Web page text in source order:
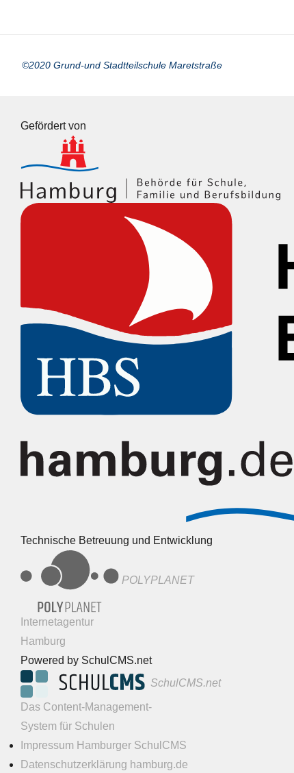
©2020 Grund-und Stadtteilschule Maretstraße
Gefördert von
Technische Betreuung und Entwicklung
POLYPLANET
Internetagentur
Hamburg
Powered by SchulCMS.net
SchulCMS.net
Das Content-Management-
System für Schulen
Impressum Hamburger SchulCMS
Datenschutzerklärung hamburg.de